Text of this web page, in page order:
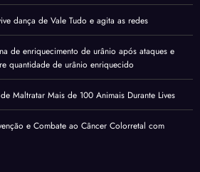
dança de Vale Tudo e agita as redes
de enriquecimento de urânio após ataques e
quantidade de urânio enriquecido
Maltratar Mais de 100 Animais Durante Lives
e Combate ao Câncer Colorretal com